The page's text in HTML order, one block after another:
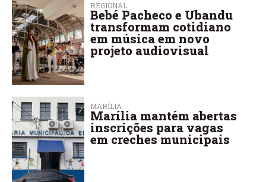
REGIONAL
Bebé Pacheco e Ubandu
transformam cotidiano
em música em novo
projeto audiovisual
MARÍLIA
Marília mantém abertas
inscrições para vagas
em creches municipais